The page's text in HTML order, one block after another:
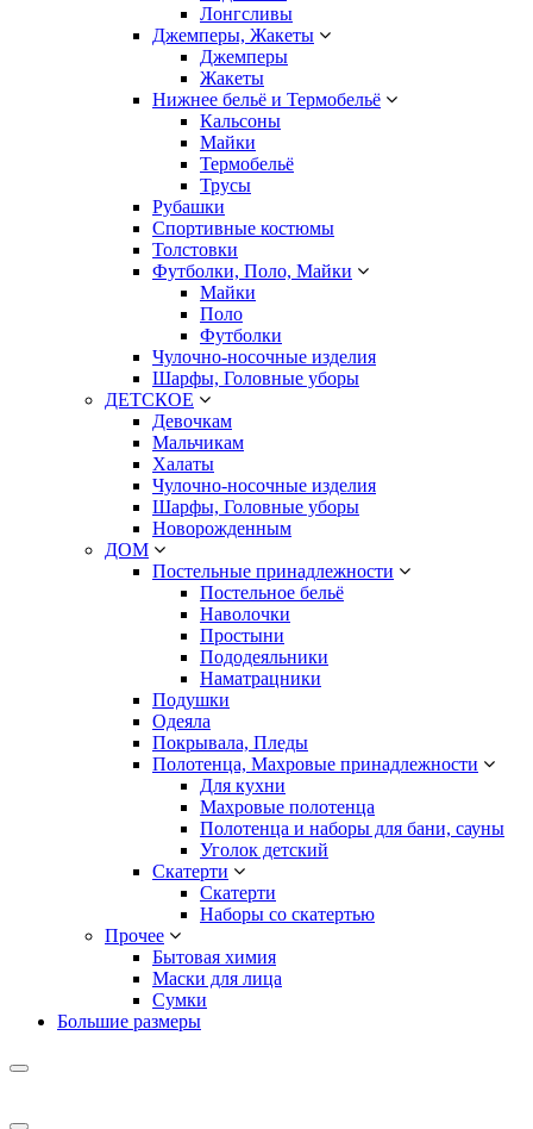
Лонгсливы
Джемперы, Жакеты
Джемперы
Жакеты
Нижнее бельё и Термобельё
Кальсоны
Майки
Термобельё
Трусы
Рубашки
Спортивные костюмы
Толстовки
Футболки, Поло, Майки
Майки
Поло
Футболки
Чулочно-носочные изделия
Шарфы, Головные уборы
ДЕТСКОЕ
Девочкам
Мальчикам
Халаты
Чулочно-носочные изделия
Шарфы, Головные уборы
Новорожденным
ДОМ
Постельные принадлежности
Постельное бельё
Наволочки
Простыни
Пододеяльники
Наматрацники
Подушки
Одеяла
Покрывала, Пледы
Полотенца, Махровые принадлежности
Для кухни
Махровые полотенца
Полотенца и наборы для бани, сауны
Уголок детский
Скатерти
Скатерти
Наборы со скатертью
Прочее
Бытовая химия
Маски для лица
Сумки
Большие размеры